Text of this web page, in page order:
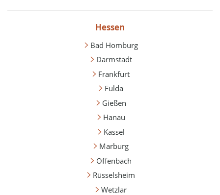
Hessen
Bad Homburg
Darmstadt
Frankfurt
Fulda
Gießen
Hanau
Kassel
Marburg
Offenbach
Rüsselsheim
Wetzlar